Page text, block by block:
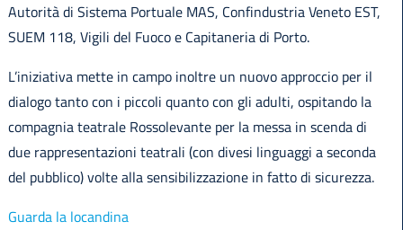
Autorità di Sistema Portuale MAS, Confindustria Veneto EST,
SUEM 118, Vigili del Fuoco e Capitaneria di Porto.
L’iniziativa mette in campo inoltre un nuovo approccio per il
dialogo tanto con i piccoli quanto con gli adulti, ospitando la
compagnia teatrale Rossolevante per la messa in scenda di
due rappresentazioni teatrali (con divesi linguaggi a seconda
del pubblico) volte alla sensibilizzazione in fatto di sicurezza.
Guarda la locandina